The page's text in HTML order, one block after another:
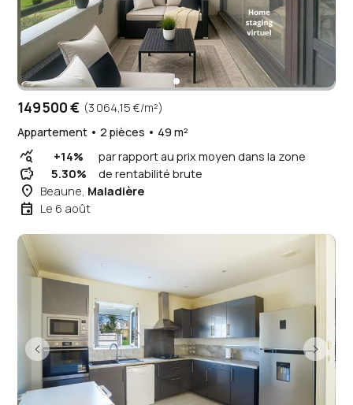
149 500 € (3 064,15 €/m²)
Appartement • 2 pièces • 49 m²
query_stats +14% par rapport au prix moyen dans la zone
savings 5.30% de rentabilité brute
place Beaune, Maladière
event Le 6 août